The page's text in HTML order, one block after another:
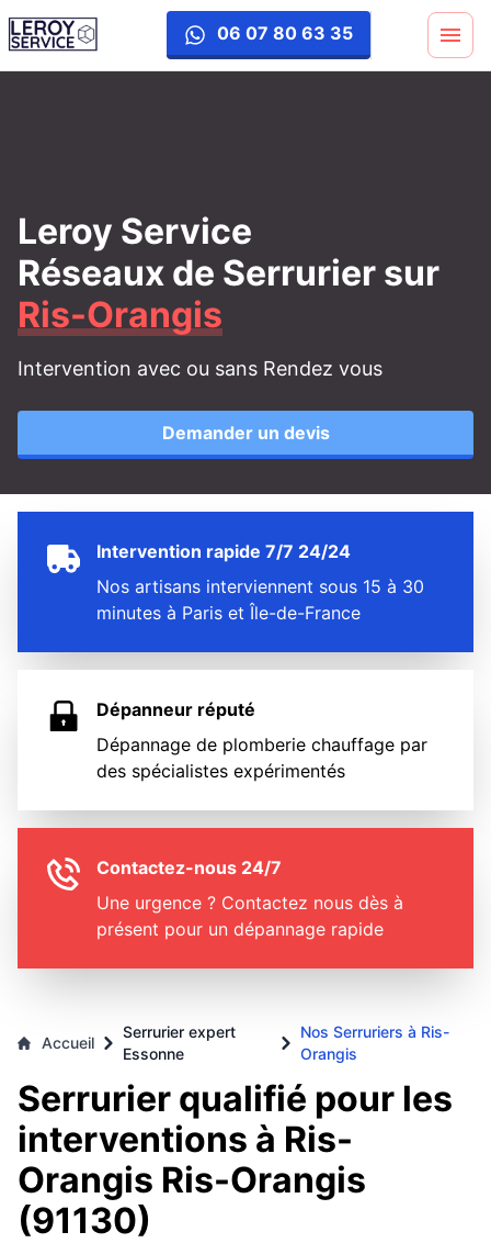
06 07 80 63 35
Leroy Service
Réseaux de Serrurier sur
Ris-Orangis
Intervention avec ou sans Rendez vous
Demander un devis
Intervention rapide 7/7 24/24
Nos artisans interviennent sous 15 à 30
minutes à Paris et Île-de-France
Dépanneur réputé
Dépannage de plomberie chauffage par
des spécialistes expérimentés
Contactez-nous 24/7
Une urgence ? Contactez nous dès à
présent pour un dépannage rapide
Accueil
Serrurier expert
Essonne
Nos Serruriers à Ris-
Orangis
Serrurier qualifié pour les
interventions à Ris-
Orangis Ris-Orangis
(91130)